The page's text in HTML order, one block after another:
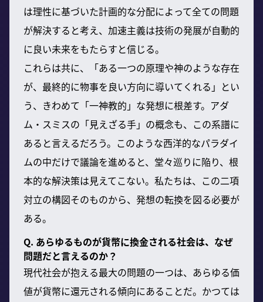
は理性に基づいた計画的な分配によって全ての問題
が解決すると考え、加速主義は技術の発展が自動的
に良い未来をもたらすと信じる。
これらは共に、「ある一つの原理や神のような存在
が、最終的に物事を良い方向に導いてくれる」とい
う、きわめて「一神教的」な発想に根差す。アダ
ム・スミスの「見えざる手」の概念も、この系譜に
あると言えるだろう。このような西洋的なパラダイ
ムの中だけで議論を進めると、堂々巡りに陥り、根
本的な解決策は見えてこない。私たちは、この二項
対立の構図そのものから、発想の転換を図る必要が
ある。
Q. あらゆるものが貨幣に換金される社会は、なぜ
問題だと言えるのか？
現代社会が抱える最大の問題の一つは、あらゆる価
値が貨幣に還元される傾向にあることだ。かつては